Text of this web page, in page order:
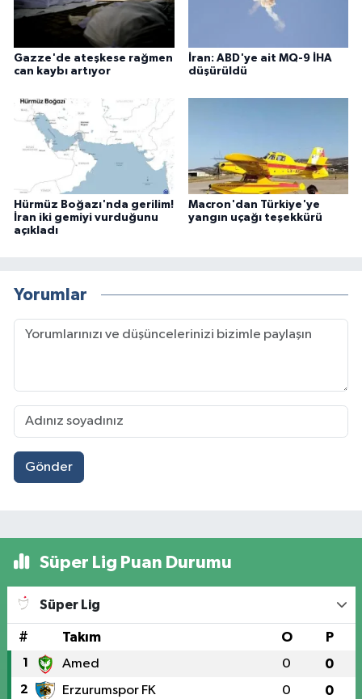
Gazze'de ateşkese rağmen
can kaybı artıyor
İran: ABD'ye ait MQ-9 İHA
düşürüldü
Hürmüz Boğazı'nda gerilim!
İran iki gemiyi vurduğunu
açıkladı
Macron'dan Türkiye'ye
yangın uçağı teşekkürü
Yorumlar
Gönder
Süper Lig Puan Durumu
Süper Lig
# Takım O P
1 Amed 0 0
2 Erzurumspor FK 0 0